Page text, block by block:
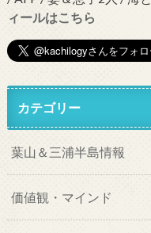
ィールはこちら
カテゴリー
葉山＆三浦半島情報
価値観・マインド